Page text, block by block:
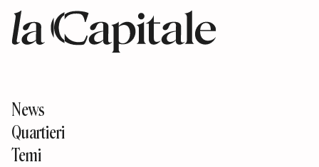
News
Quartieri
Temi